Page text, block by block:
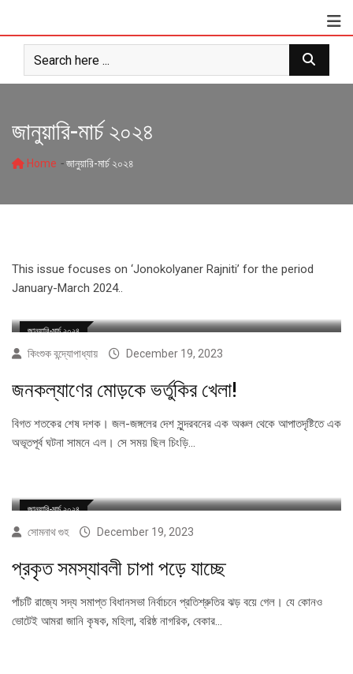
content
জানুয়ারি-মার্চ ২০২৪
Home -জানুয়ারি-মার্চ ২০২৪
This issue focuses on ‘Jonokolyaner Rajniti’ for the period
January-March 2024..
জানুয়ারি-মার্চ ২০২৪
কিংশুক বন্দ্যোপাধ্যায় December 19, 2023
জনকল্যাণের মোড়কে ভর্তুকির খেলা!
বিগত শতকের শেষ দশক। জল-জঙ্গলের দেশ সুন্দরবনের এক অঞ্চল থেকে আপাতদৃষ্টিতে এক
অভূতপূর্ব ঘটনা সামনে এল। সে সময় ছিল চিংড়ি…
জানুয়ারি-মার্চ ২০২৪
সোমনাথ গুহ December 19, 2023
প্রকৃত সমস্যাবলী চাপা পড়ে যাচ্ছে
পাঁচটি রাজ্যে সদ্য সমাপ্ত বিধানসভা নির্বাচনে প্রতিশ্রুতির ঝড় বয়ে গেল। যে কোনও
ভোটেই আমরা জানি কৃষক, মহিলা, বরিষ্ঠ নাগরিক, বেকার…